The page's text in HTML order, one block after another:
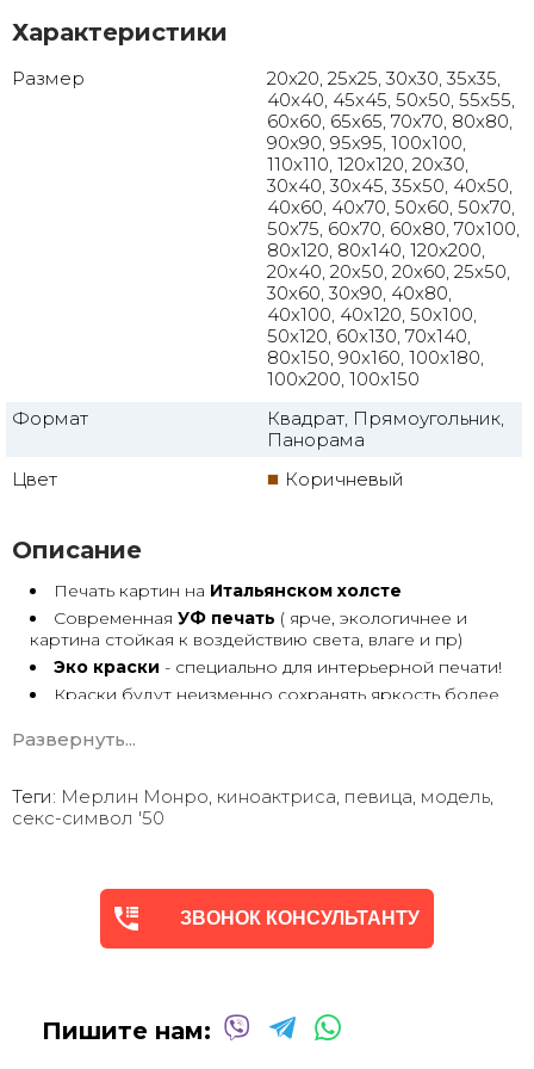
Характеристики
Размер
20x20, 25x25, 30x30, 35x35,
40x40, 45x45, 50x50, 55x55,
60x60, 65x65, 70x70, 80x80,
90x90, 95x95, 100x100,
110x110, 120x120, 20x30,
30x40, 30x45, 35x50, 40x50,
40x60, 40x70, 50x60, 50x70,
50x75, 60x70, 60x80, 70x100,
80x120, 80x140, 120x200,
20x40, 20x50, 20x60, 25x50,
30x60, 30x90, 40x80,
40x100, 40x120, 50x100,
50x120, 60x130, 70x140,
80x150, 90x160, 100x180,
100x200, 100x150
Формат
Квадрат, Прямоугольник,
Панорама
Цвет
Коричневый
Описание
Печать картин на Итальянском холсте
Современная УФ печать ( ярче, экологичнее и
картина стойкая к воздействию света, влаге и пр)
Эко краски - специально для интерьерной печати!
Краски будут неизменно сохранять яркость более
Возможна
Поверх печатного изображения художник вручную
сделает обработку маслом/ акрилом некоторых
деталей - что придаст картине живой вид. И очень
Выбор размеров
На сайте представлены самые лучшие соотношения
размеров
Вы можете выбрать изображение на сайте или
запросить подбор Картин от нашего Дизайнера под
Развернуть...
Теги: Мерлин Монро, киноактриса, певица, модель,
секс-символ '50
ЗВОНОК КОНСУЛЬТАНТУ
Пишите нам: